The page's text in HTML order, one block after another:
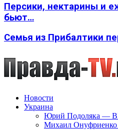
Персики, нектарины и
бьют…
Семья из Прибалтики
Новости
Украина
Юрий Подоляка —
Михаил